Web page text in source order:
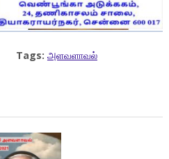
Tags: அளவளாவல்